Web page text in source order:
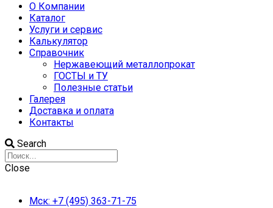
О Компании
Каталог
Услуги и сервис
Калькулятор
Справочник
Нержавеющий металлопрокат
ГОСТЫ и ТУ
Полезные статьи
Галерея
Доставка и оплата
Контакты
Search
Close
Мск: +7 (495) 363-71-75